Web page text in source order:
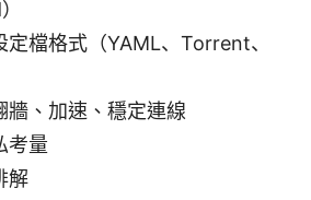
定檔格式（YAML、Torrent、
牆、加速、穩定連線
考量
解